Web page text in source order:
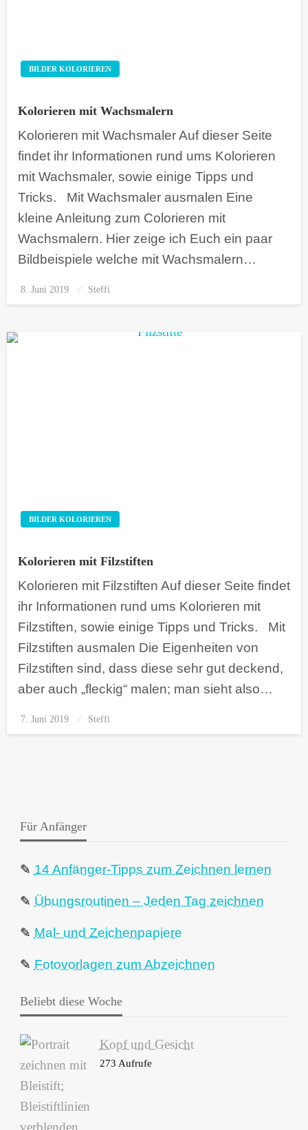
BILDER KOLORIEREN
Kolorieren mit Wachsmalern
Kolorieren mit Wachsmaler Auf dieser Seite
findet ihr Informationen rund ums Kolorieren
mit Wachsmaler, sowie einige Tipps und
Tricks. Mit Wachsmaler ausmalen Eine
kleine Anleitung zum Colorieren mit
Wachsmalern. Hier zeige ich Euch ein paar
Bildbeispiele welche mit Wachsmalern…
Posted
on
8. Juni 2019 Steffi
BILDER KOLORIEREN
Kolorieren mit Filzstiften
Kolorieren mit Filzstiften Auf dieser Seite findet
ihr Informationen rund ums Kolorieren mit
Filzstiften, sowie einige Tipps und Tricks. Mit
Filzstiften ausmalen Die Eigenheiten von
Filzstiften sind, dass diese sehr gut deckend,
aber auch „fleckig“ malen; man sieht also…
Posted
on
7. Juni 2019 Steffi
Für Anfänger
✎ 14 Anfänger-Tipps zum Zeichnen lernen
✎ Übungsroutinen – Jeden Tag zeichnen
✎ Mal- und Zeichenpapiere
✎ Fotovorlagen zum Abzeichnen
Beliebt diese Woche
Kopf und Gesicht
273 Aufrufe